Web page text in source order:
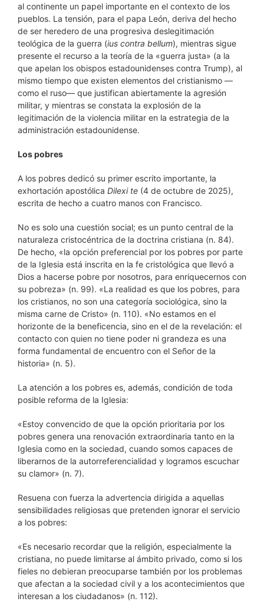
al continente un papel importante en el contexto de los
pueblos. La tensión, para el papa León, deriva del hecho
de ser heredero de una progresiva deslegitimación
teológica de la guerra (ius contra bellum), mientras sigue
presente el recurso a la teoría de la «guerra justa» (a la
que apelan los obispos estadounidenses contra Trump), al
mismo tiempo que existen elementos del cristianismo —
como el ruso— que justifican abiertamente la agresión
militar, y mientras se constata la explosión de la
legitimación de la violencia militar en la estrategia de la
administración estadounidense.
Los pobres
A los pobres dedicó su primer escrito importante, la
exhortación apostólica Dilexi te (4 de octubre de 2025),
escrita de hecho a cuatro manos con Francisco.
No es solo una cuestión social; es un punto central de la
naturaleza cristocéntrica de la doctrina cristiana (n. 84).
De hecho, «la opción preferencial por los pobres por parte
de la Iglesia está inscrita en la fe cristológica que llevó a
Dios a hacerse pobre por nosotros, para enriquecernos con
su pobreza» (n. 99). «La realidad es que los pobres, para
los cristianos, no son una categoría sociológica, sino la
misma carne de Cristo» (n. 110). «No estamos en el
horizonte de la beneficencia, sino en el de la revelación: el
contacto con quien no tiene poder ni grandeza es una
forma fundamental de encuentro con el Señor de la
historia» (n. 5).
La atención a los pobres es, además, condición de toda
posible reforma de la Iglesia:
«Estoy convencido de que la opción prioritaria por los
pobres genera una renovación extraordinaria tanto en la
Iglesia como en la sociedad, cuando somos capaces de
liberarnos de la autorreferencialidad y logramos escuchar
su clamor» (n. 7).
Resuena con fuerza la advertencia dirigida a aquellas
sensibilidades religiosas que pretenden ignorar el servicio
a los pobres:
«Es necesario recordar que la religión, especialmente la
cristiana, no puede limitarse al ámbito privado, como si los
fieles no debieran preocuparse también por los problemas
que afectan a la sociedad civil y a los acontecimientos que
interesan a los ciudadanos» (n. 112).